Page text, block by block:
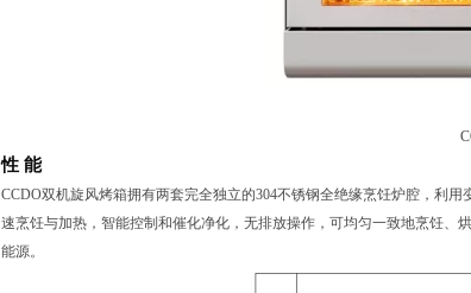
性 能
CCDO双机旋风烤箱拥有两套完全独立的304不锈钢全绝缘烹饪炉腔，利
速烹饪与加热，智能控制和催化净化，无排放操作，可均匀一致地烹饪、
能源。